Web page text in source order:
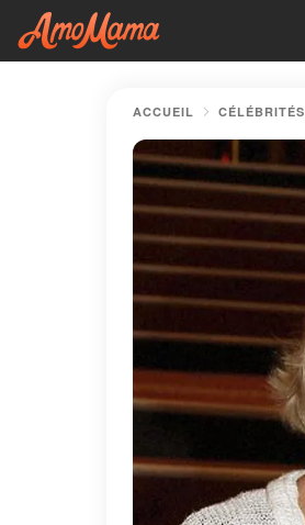
ACCUEIL CÉLÉBRITÉS